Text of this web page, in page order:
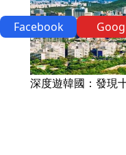
深度遊韓國：發現
Facebook